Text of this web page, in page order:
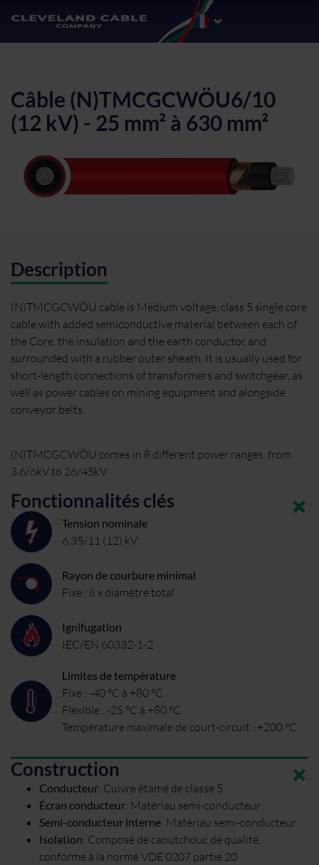
Câble (N)TMCGCWÖU6/10
(12 kV) - 25 mm² à 630 mm²
Description
(N)TMCGCWÖU cable is Medium voltage, class 5 single core
cable with added semiconductive material between each of
the Core, the insulation and the earth conductor and
surrounded with a rubber outer sheath. It is usually used for
short-length connections of transformers and switchgear, as
well as power cables on mining equipment and alongside
conveyor belts.
(N)TMCGCWÖU comes in 8 different power ranges. from
3.6/6kV to 26/45kV
Fonctionnalités clés
Tension nominale
6,35/11 (12) kV
Rayon de courbure minimal
Fixe : 6 x diamètre total
Ignifugation
IEC/EN 60332-1-2
Limites de température
Fixe : -40 °C à +80 °C
Flexible : -25 °C à +80 °C
Température maximale de court-circuit : +200 °C
Construction
Conducteur: Cuivre étamé de classe 5
Écran conducteur: Matériau semi-conducteur
Semi-conducteur interne: Matériau semi-conducteur
Isolation: Composé de caoutchouc de qualité,
conforme à la norme VDE 0207 partie 20